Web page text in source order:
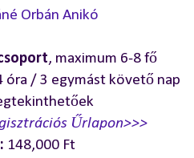
Orbán Anikó
, maximum 6-8 fő
óra / 3 egymást követő nap
Űrlapon>>>
148,000 Ft